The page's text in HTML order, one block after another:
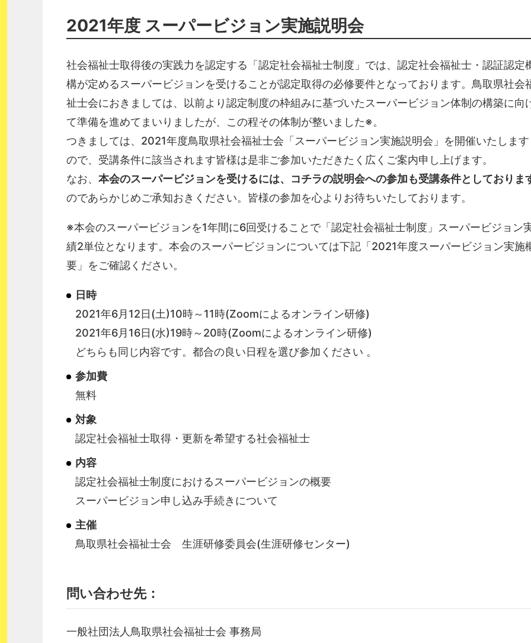
2021年度 スーパービジョン実施説明会
社会福祉士取得後の実践力を認定する「認定社会福祉士制度」では、認定社会福祉士・認証認定
構が定めるスーパービジョンを受けることが認定取得の必修要件となっております。鳥取県社会
祉士会におきましては、以前より認定制度の枠組みに基づいたスーパービジョン体制の構築に向
て準備を進めてまいりましたが、この程その体制が整いました※。
つきましては、 2021年度鳥取県社会福祉士会「スーパービジョン実施説明会」を開催いたします
ので、受講条件に該当されます皆様は是非ご参加いただきたく広くご案内申し上げます。
なお、 本会のスーパービジョンを受けるには、コチラの説明会への参加も受講条件としておりま
のであらかじめご承知おきください。皆様の参加を心よりお待ちいたしております。
※本会のスーパービジョンを1年間に6回受けることで「認定社会福祉士制度」スーパービジョン
績2単位となります。本会のスーパービジョンについては下記「2021年度スーパービジョン実施
要」をご確認ください。
日時
2021年6月12日(土)10時～11時(Zoomによるオンライン研修)
2021年6月16日(水)19時～20時(Zoomによるオンライン研修)
どちらも同じ内容です。都合の良い日程を選び参加ください 。
参加費
無料
対象
認定社会福祉士取得・更新を希望する社会福祉士
内容
認定社会福祉士制度におけるスーパービジョンの概要
スーパービジョン申し込み手続きについて
主催
鳥取県社会福祉士会 生涯研修委員会(生涯研修センター)
問い合わせ先：
一般社団法人鳥取県社会福祉士会 事務局